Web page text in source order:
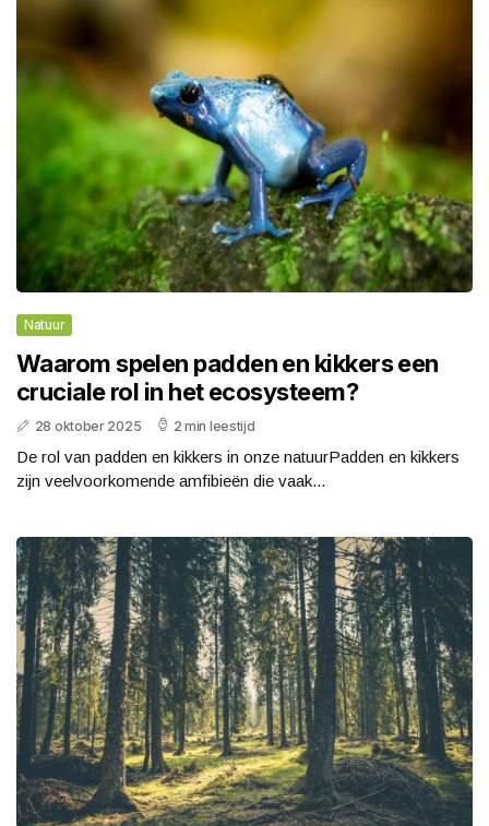
Natuur
Waarom spelen padden en kikkers een
cruciale rol in het ecosysteem?
28 oktober 2025 2 min leestijd
De rol van padden en kikkers in onze natuurPadden en kikkers
zijn veelvoorkomende amfibieën die vaak...